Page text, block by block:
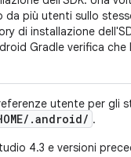
da più utenti sullo
di installazione
Gradle verifica che
utente per gli
/ .android/ .
4.3 e versioni